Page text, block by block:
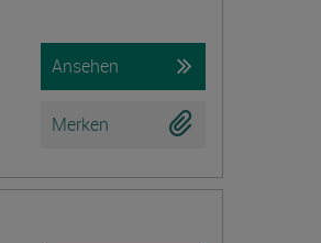
Ansehen
Merken